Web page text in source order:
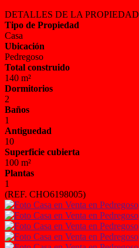
DETALLES DE LA PROPIEDAD
Tipo de Propiedad
Casa
Ubicación
Pedregoso
Total construido
140 m²
Dormitorios
2
Baños
1
Antiguedad
10
Superficie cubierta
100 m²
Plantas
1
(REF. CHO6198005)